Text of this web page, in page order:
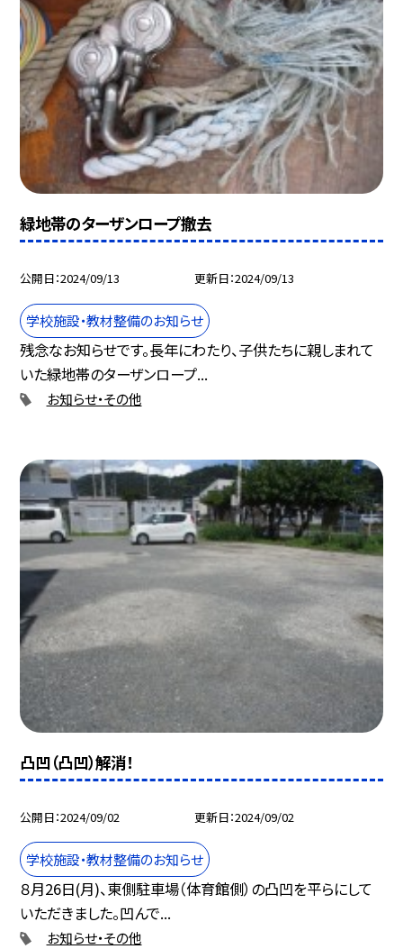
緑地帯のターザンロープ撤去
公開日 2024/09/13 更新日 2024/09/13
学校施設・教材整備のお知らせ
残念なお知らせです。長年にわたり、子供たちに親しまれて
いた緑地帯のターザンロープ...
お知らせ・その他
凸凹（凸凹）解消！
公開日 2024/09/02 更新日 2024/09/02
学校施設・教材整備のお知らせ
８月26日(月)、東側駐車場（体育館側）の凸凹を平らにして
いただきました。凹んで...
お知らせ・その他